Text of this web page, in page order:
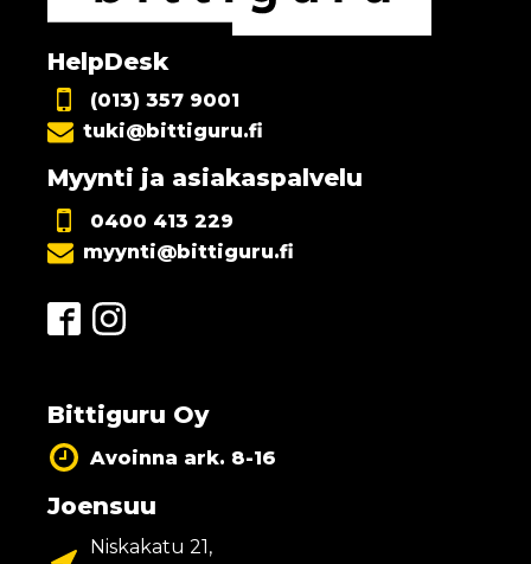
HelpDesk
(013) 357 9001
tuki@bittiguru.fi
Myynti ja asiakaspalvelu
0400 413 229
myynti@bittiguru.fi
Bittiguru Oy
Avoinna ark. 8-16
Joensuu
Niskakatu 21,